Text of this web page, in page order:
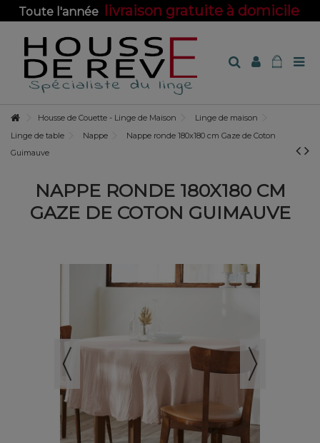
Toute l'année livraison gratuite à domicile
Housse de Couette - Linge de Maison
Linge de maison
Linge de table
Nappe
Nappe ronde 180x180 cm Gaze de Coton
Guimauve
NAPPE RONDE 180X180 CM
GAZE DE COTON GUIMAUVE